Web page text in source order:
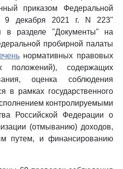
приказом Федеральной
9 декабря 2021 г. N 223"
в разделе "Документы" на
пробирной палаты
нормативных правовых
положений), содержащих
оценка соблюдения
в рамках государственного
контролируемыми
Российской Федерации о
(отмыванию) доходов,
путем, и финансированию